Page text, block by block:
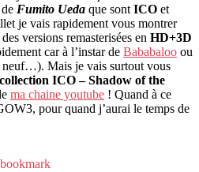
Fumito Ueda que sont ICO et
je vais rapidement vous montrer
versions remasterisées en HD+3D
car à l’instar de Bababaloo ou
neuf…). Mais je vais surtout vous
ICO – Shadow of the
ma chaine youtube ! Quand à ce
pour quand j’aurai le temps de